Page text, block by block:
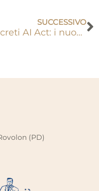
SUCCESSIVO
Decreti AI Act: i nuovi obblighi su formazione, lavoro e autorità
(PD)